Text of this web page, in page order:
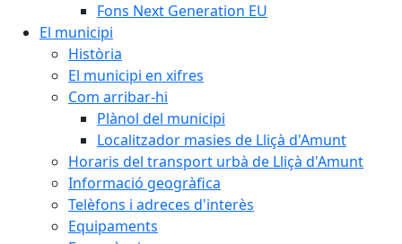
Fons Next Generation EU
El municipi
Història
El municipi en xifres
Com arribar-hi
Plànol del municipi
Localitzador masies de Lliçà d'Amunt
Horaris del transport urbà de Lliçà d'Amunt
Informació geogràfica
Telèfons i adreces d'interès
Equipaments